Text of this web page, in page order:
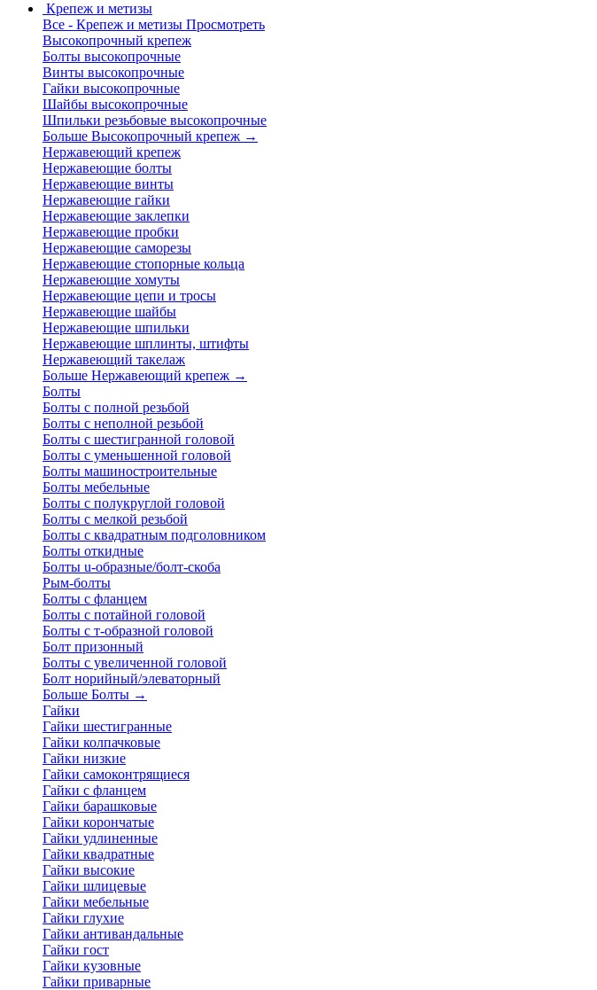
Крепеж и метизы
Все - Крепеж и метизы Просмотреть
Высокопрочный крепеж
Болты высокопрочные
Винты высокопрочные
Гайки высокопрочные
Шайбы высокопрочные
Шпильки резьбовые высокопрочные
Больше Высокопрочный крепеж →
Нержавеющий крепеж
Нержавеющие болты
Нержавеющие винты
Нержавеющие гайки
Нержавеющие заклепки
Нержавеющие пробки
Нержавеющие саморезы
Нержавеющие стопорные кольца
Нержавеющие хомуты
Нержавеющие цепи и тросы
Нержавеющие шайбы
Нержавеющие шпильки
Нержавеющие шплинты, штифты
Нержавеющий такелаж
Больше Нержавеющий крепеж →
Болты
Болты с полной резьбой
Болты с неполной резьбой
Болты с шестигранной головой
Болты с уменьшенной головой
Болты машиностроительные
Болты мебельные
Болты с полукруглой головой
Болты с мелкой резьбой
Болты с квадратным подголовником
Болты откидные
Болты u-образные/болт-скоба
Рым-болты
Болты с фланцем
Болты с потайной головой
Болты с т-образной головой
Болт призонный
Болты с увеличенной головой
Болт норийный/элеваторный
Больше Болты →
Гайки
Гайки шестигранные
Гайки колпачковые
Гайки низкие
Гайки самоконтрящиеся
Гайки с фланцем
Гайки барашковые
Гайки корончатые
Гайки удлиненные
Гайки квадратные
Гайки высокие
Гайки шлицевые
Гайки мебельные
Гайки глухие
Гайки антивандальные
Гайки гост
Гайки кузовные
Гайки приварные